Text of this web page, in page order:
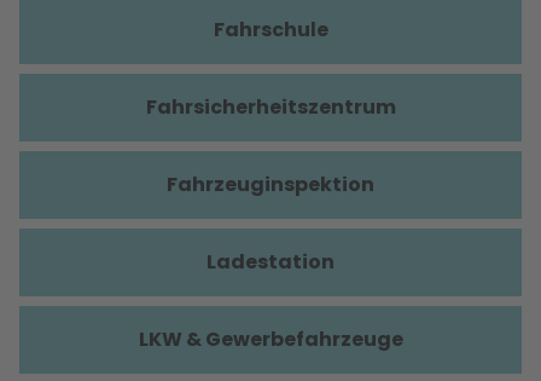
Fahrschule
Fahrsicherheitszentrum
Fahrzeuginspektion
Ladestation
LKW & Gewerbefahrzeuge